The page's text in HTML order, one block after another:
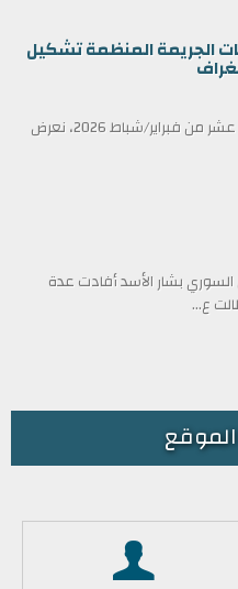
الجريمة المنظمة تشكيل
في عناوين الصحف ليوم الأربعاء الثامن عشر من فبراير/شباط 2026، نعرض
بشار الأسد أفادت عدة
ع...